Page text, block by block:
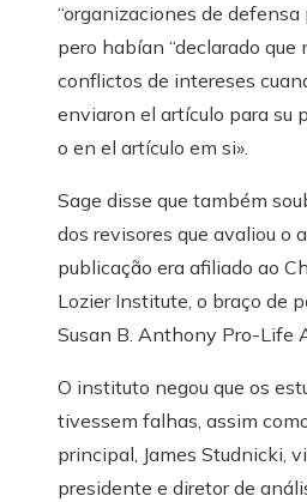
“organizaciones de defensa
pero habían “declarado que
conflictos de intereses
enviaron el artículo para su
o en el artículo em si».
Sage disse que também
dos revisores que avaliou o
publicação era afiliado ao
Lozier Institute, o braço de
Susan B. Anthony Pro-Life
O instituto negou que os
tivessem falhas, assim
principal, James Studnicki,
presidente e diretor de